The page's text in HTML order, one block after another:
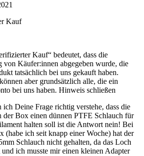
Kauf
Kauf“ bedeutet, dass die
von Käufer:innen abgegeben wurde, die
tatsächlich bei uns gekauft haben.
aber grundsätzlich alle, die ein
bei uns haben. Hinweis schließen
ich Deine Frage richtig verstehe, dass die
der Box einen dünnen PTFE Schlauch für
halten soll ist die Antwort nein! Bei
(habe ich seit knapp einer Woche) hat der
Schlauch nicht gehalten, da das Loch
ich musste mir einen kleinen Adapter